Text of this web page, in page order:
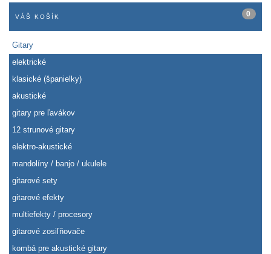
VÁŠ KOŠÍK 0
Gitary
elektrické
klasické (španielky)
akustické
gitary pre ľavákov
12 strunové gitary
elektro-akustické
mandolíny / banjo / ukulele
gitarové sety
gitarové efekty
multiefekty / procesory
gitarové zosiľňovače
kombá pre akustické gitary